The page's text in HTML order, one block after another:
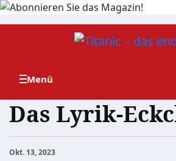
Zum
Das Lyrik-
Okt. 13, 2023